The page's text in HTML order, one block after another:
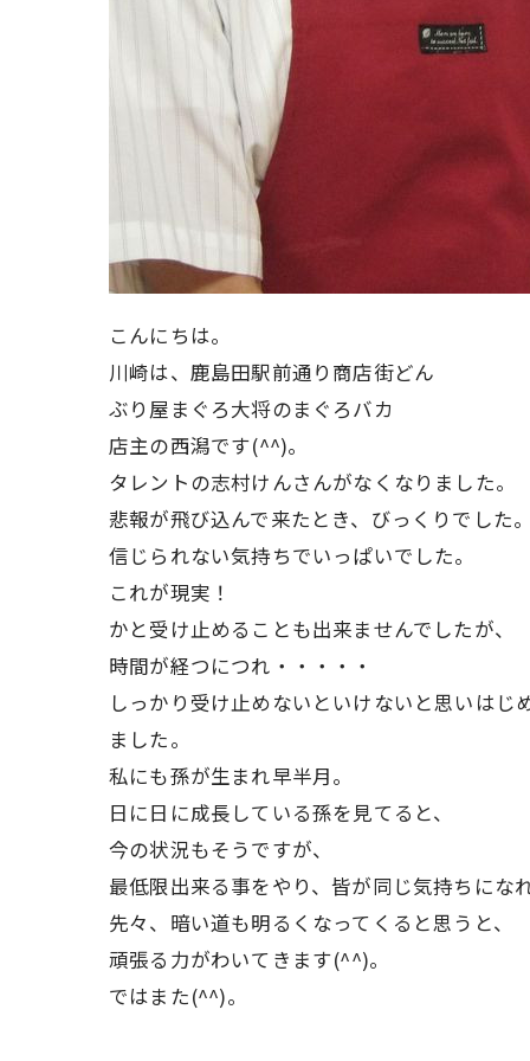
こんにちは。
川崎は、鹿島田駅前通り商店街どん
ぶり屋まぐろ大将のまぐろバカ
店主の西潟です(^^)。
タレントの志村けんさんがなくなりました。
悲報が飛び込んで来たとき、びっくりでした
信じられない気持ちでいっぱいでした。
これが現実！
かと受け止めることも出来ませんでしたが、
時間が経つにつれ・・・・・
しっかり受け止めないといけないと思いはじ
ました。
私にも孫が生まれ早半月。
日に日に成長している孫を見てると、
今の状況もそうですが、
最低限出来る事をやり、皆が同じ気持ちにな
先々、暗い道も明るくなってくると思うと、
頑張る力がわいてきます(^^)。
ではまた(^^)。